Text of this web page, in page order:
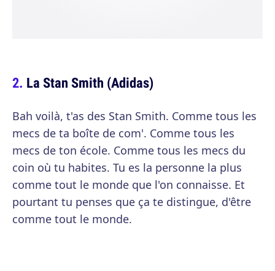
La Stan Smith (Adidas)
Bah voilà, t'as des Stan Smith. Comme tous les
mecs de ta boîte de com'. Comme tous les
mecs de ton école. Comme tous les mecs du
coin où tu habites. Tu es la personne la plus
comme tout le monde que l'on connaisse. Et
pourtant tu penses que ça te distingue, d'être
comme tout le monde.